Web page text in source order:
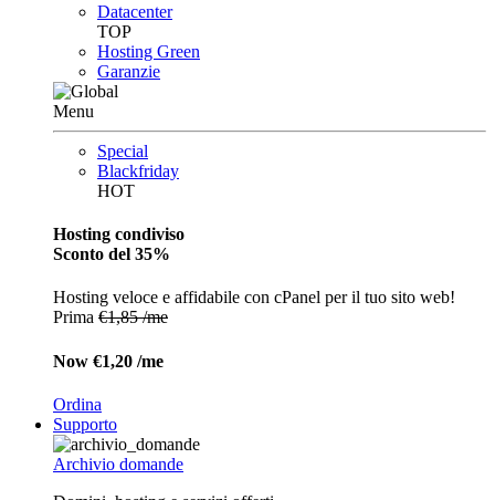
Datacenter
TOP
Hosting Green
Garanzie
Menu
Special
Blackfriday
HOT
Hosting condiviso
Sconto del 35%
Hosting veloce e affidabile con cPanel per il tuo sito web!
Prima €1,85 /me
Now €1,20 /me
Ordina
Supporto
Archivio domande